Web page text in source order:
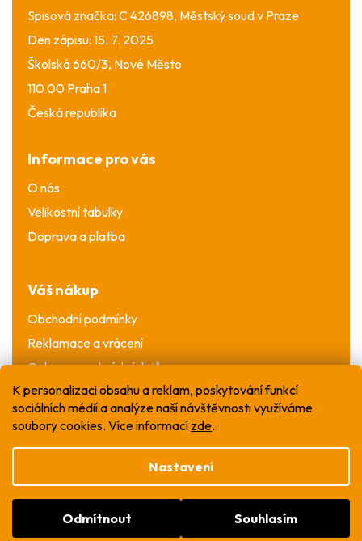
K personalizaci obsahu a reklam, poskytování funkcí
sociálních médií a analýze naší návštěvnosti využíváme
soubory cookies. Více informací zde.
Nastavení
Odmítnout Souhlasím
Spisová značka: C 426898, Městský soud v Praze
Den zápisu: 15. 7. 2025
Školská 660/3, Nové Město
110 00 Praha 1
Česká republika
Informace pro vás
O nás
Velikostní tabulky
Doprava a platba
Váš nákup
Obchodní podmínky
Reklamace a vrácení
Ochrana osobních údajů
Vytvořil Shoptet
Copyright 2026
. Všechna práva